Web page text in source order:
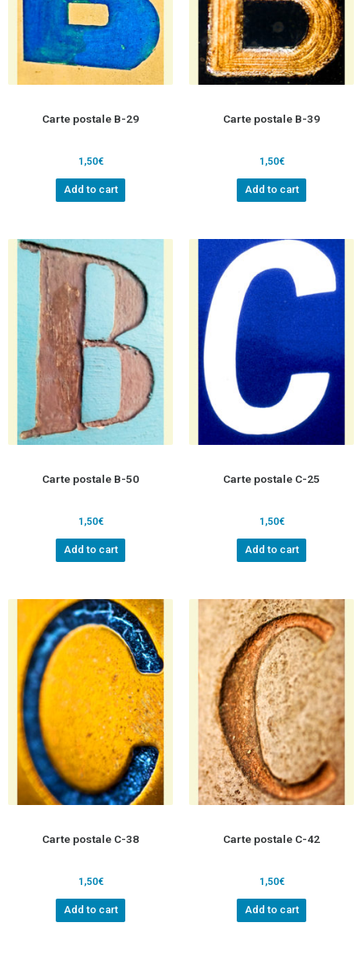
Carte postale B-29
1,50€
Add to cart
Carte postale B-39
1,50€
Add to cart
Carte postale B-50
1,50€
Add to cart
Carte postale C-25
1,50€
Add to cart
Carte postale C-38
1,50€
Add to cart
Carte postale C-42
1,50€
Add to cart